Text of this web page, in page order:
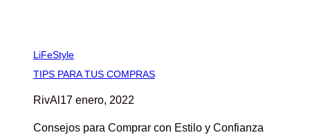
LiFeStyle
TIPS PARA TUS COMPRAS
RivAl 17 enero, 2022
Consejos para Comprar con Estilo y Confianza